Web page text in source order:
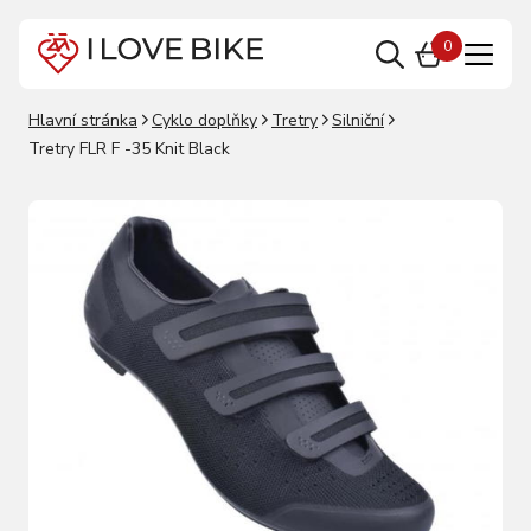
0
Hlavní stránka Cyklo doplňky Tretry
Silniční
Tretry FLR F -35 Knit Black